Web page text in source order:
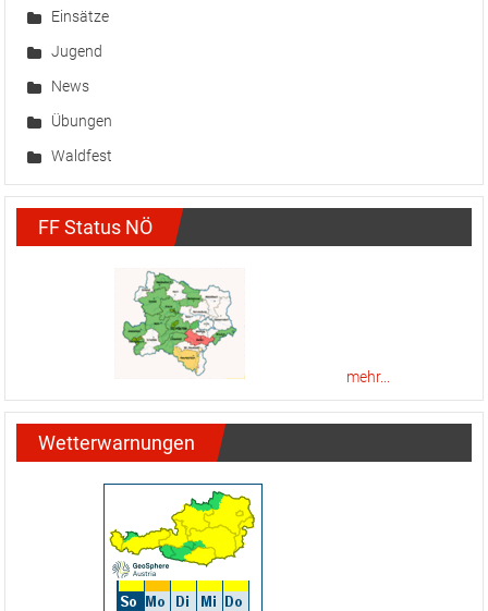
Einsätze
Jugend
News
Übungen
Waldfest
FF Status NÖ
mehr...
Wetterwarnungen